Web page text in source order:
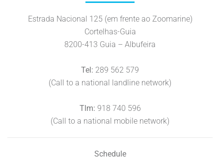
Estrada Nacional 125 (em frente ao Zoomarine)
Cortelhas-Guia
8200-413 Guia – Albufeira
Tel: 289 562 579
(Call to a national landline network)
Tlm: 918 740 596
(Call to a national mobile network)
Schedule